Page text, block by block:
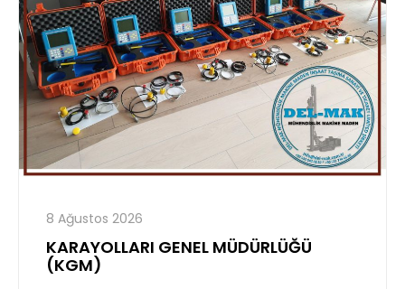
8 Ağustos 2026
KARAYOLLARI GENEL MÜDÜRLÜĞÜ
(KGM)